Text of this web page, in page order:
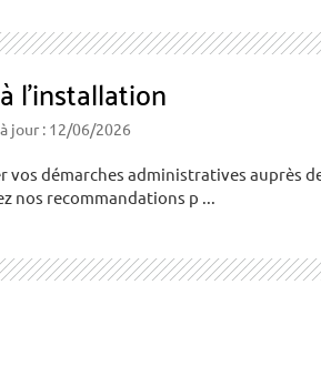
l’installation
jour : 12/06/2026
vos démarches administratives auprès
nos recommandations p ...